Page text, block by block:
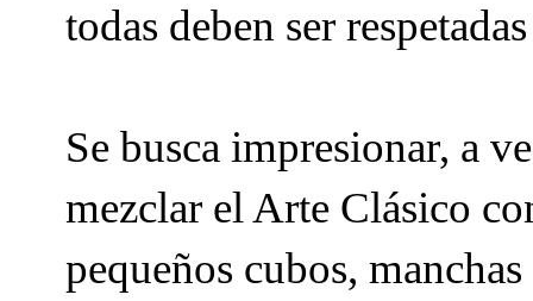
todas deben ser
Se busca impresionar, a
mezclar el Arte Clásico
pequeños cubos,